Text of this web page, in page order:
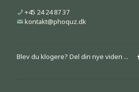
+45 24 24 87 37
kontakt@phoquz.dk
Blev du klogere? Del din nye viden ...